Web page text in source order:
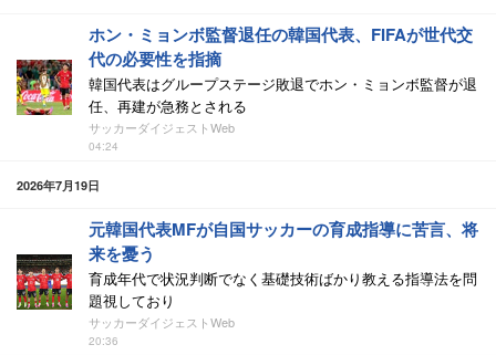
ホン・ミョンボ監督退任の韓国代表、FIFAが世代交
代の必要性を指摘
韓国代表はグループステージ敗退でホン・ミョンボ監督が退
任、再建が急務とされる
サッカーダイジェストWeb
04:24
2026年7月19日
元韓国代表MFが自国サッカーの育成指導に苦言、将
来を憂う
育成年代で状況判断でなく基礎技術ばかり教える指導法を問
題視しており
サッカーダイジェストWeb
20:36